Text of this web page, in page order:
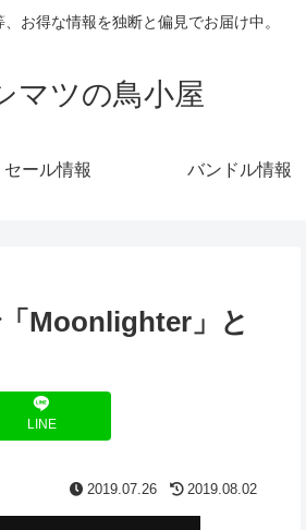
お得な情報を独断と偏見でお届け中。
マツの鳥小屋
セール情報 バンドル情報
Moonlighter」と
LINE
2019.07.26 2019.08.02